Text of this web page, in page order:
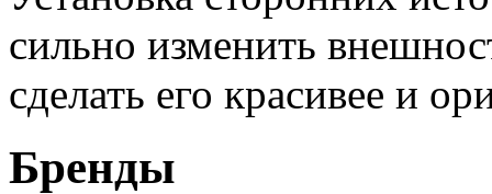
сильно изменить
сделать его красивее и
Бренды